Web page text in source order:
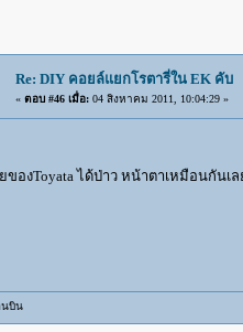
Re: DIY คอยล์แยกโรตารี่ใน EK คับ
« ตอบ #46 เมื่อ:04 สิงหาคม 2011, 10:04:29 »
ของToyata ได้ป่าว หน้าตาเหมือนกันเ
นบิน